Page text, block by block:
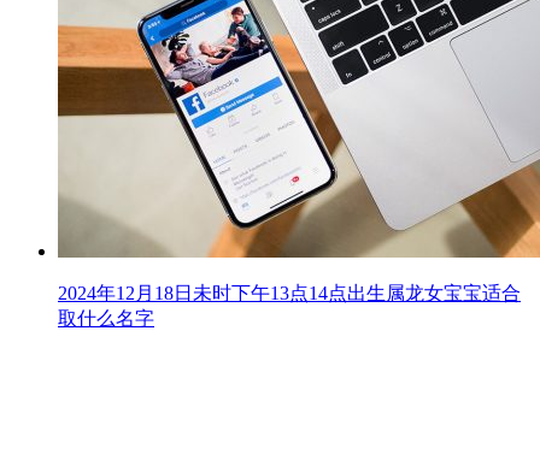
2024年12月18日未时下午13点14点出生属龙女宝宝适合
取什么名字